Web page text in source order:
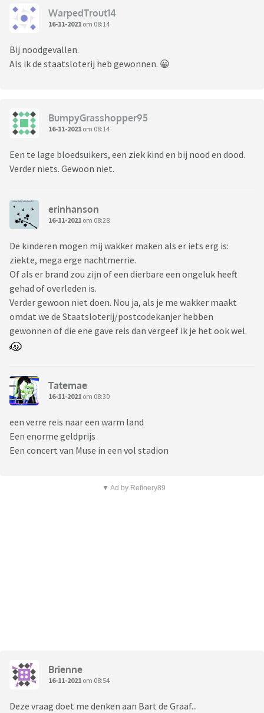
WarpedTrout14
16-11-2021 om 08:14
Bij noodgevallen.
Als ik de staatsloterij heb gewonnen. 😀
BumpyGrasshopper95
16-11-2021 om 08:14
Een te lage bloedsuikers, een ziek kind en bij nood en dood.
Verder niets. Gewoon niet.
erinhanson
16-11-2021 om 08:28
De kinderen mogen mij wakker maken als er iets erg is:
ziekte, mega erge nachtmerrie.
Of als er brand zou zijn of een dierbare een ongeluk heeft
gehad of overleden is.
Verder gewoon niet doen. Nou ja, als je me wakker maakt
omdat we de Staatsloterij/postcodekanjer hebben
gewonnen of die ene gave reis dan vergeef ik je het ook wel.
Tatemae
16-11-2021 om 08:30
een verre reis naar een warm land
Een enorme geldprijs
Een concert van Muse in een vol stadion
▼ Ad by Refinery89
Brienne
16-11-2021 om 08:54
Deze vraag doet me denken aan Bart de Graaf...